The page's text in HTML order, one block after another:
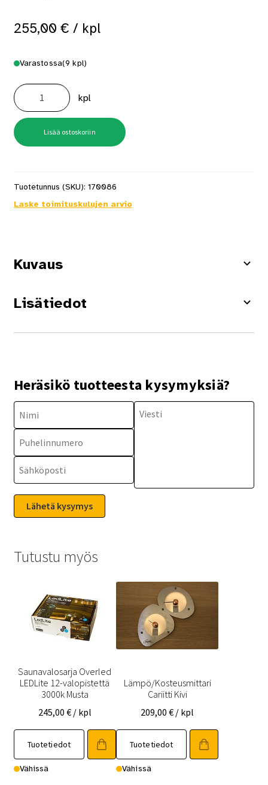
255,00 € / kpl
Varastossa(9 kpl)
Saunavalosarja
Overled
LEDLite
12-
valopistettä
3000k
Hopea
määrä
kpl
Lisää ostoskoriin
Tuotetunnus (SKU): 170086
Laske toimituskulujen arvio
Kuvaus
Lisätiedot
Heräsikö tuotteesta kysymyksiä?
Tutustu myös
Saunavalosarja Overled
LEDLite 12-valopistettä
3000k Musta
245,00 € / kpl
Tuotetiedot
Vähissä
Lämpö/Kosteusmittari
Cariitti Kivi
209,00€ / kpl
Tuotetiedot
Vähissä